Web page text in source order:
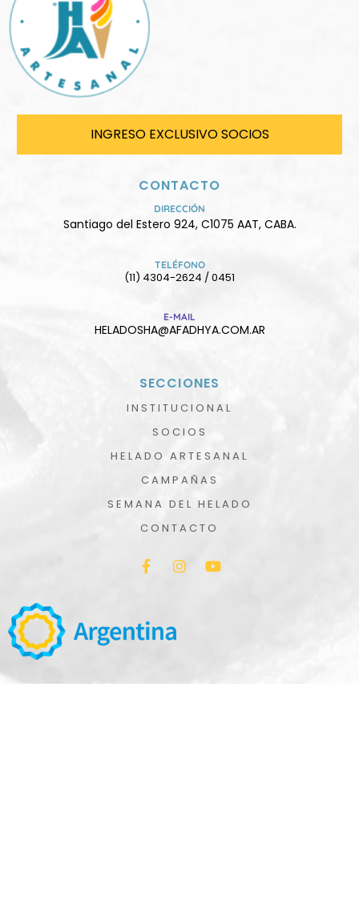
INGRESO EXCLUSIVO SOCIOS
CONTACTO
DIRECCIÓN
Santiago del Estero 924, C1075 AAT, CABA.
TELÉFONO
(11) 4304-2624 / 0451
E-MAIL
HELADOSHA@AFADHYA.COM.AR
SECCIONES
INSTITUCIONAL
SOCIOS
HELADO ARTESANAL
CAMPAÑAS
SEMANA DEL HELADO
CONTACTO